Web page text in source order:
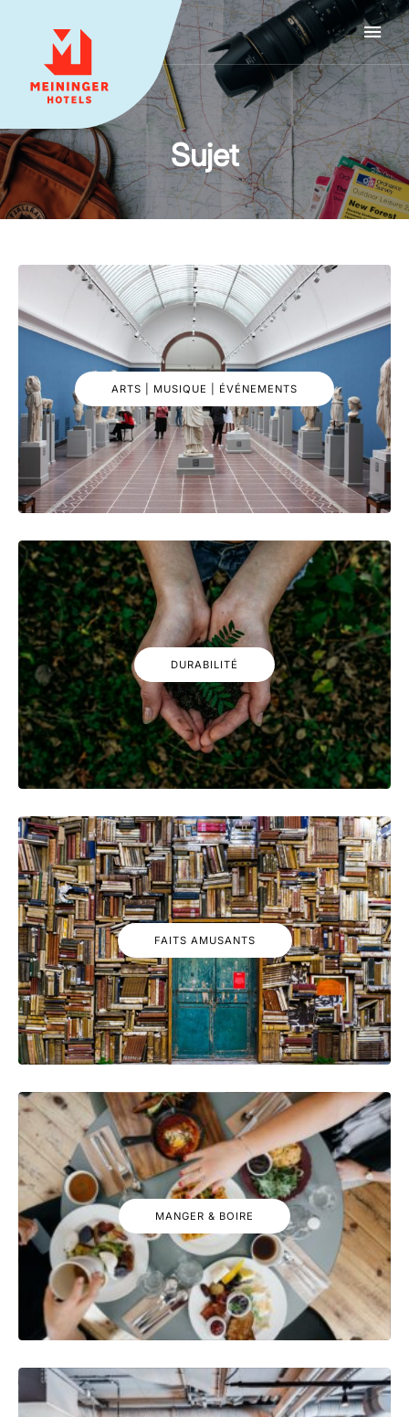
MEININGER HOTELSSujet
ARTS | MUSIQUE | ÉVÉNEMENTS
DURABILITÉ
FAITS AMUSANTS
MANGER & BOIRE